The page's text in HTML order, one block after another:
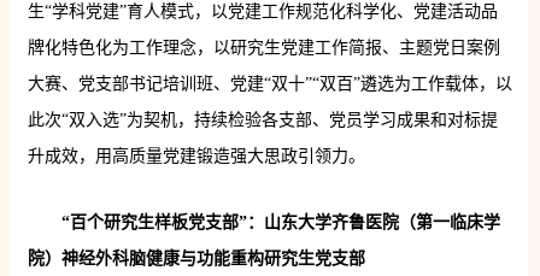
生“学科党建”育人模式，以党建工作规范化科学化、党建活动品
牌化特色化为工作理念，以研究生党建工作简报、主题党日案例
大赛、党支部书记培训班、党建“双十”“双百”遴选为工作载体，以
此次“双入选”为契机，持续检验各支部、党员学习成果和对标提
升成效，用高质量党建锻造强大思政引领力。
“百个研究生样板党支部”：山东大学齐鲁医院（第一临床学
院）神经外科脑健康与功能重构研究生党支部